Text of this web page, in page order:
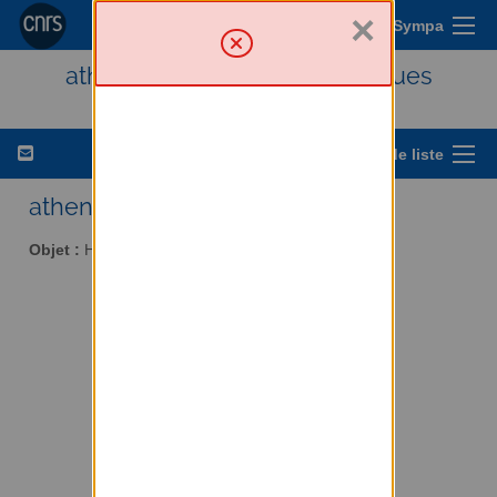
Menu Sympa
athena - Histoire des techniques
Options de liste
athena AT services.cnrs.fr
Objet : Histoire des techniques
×